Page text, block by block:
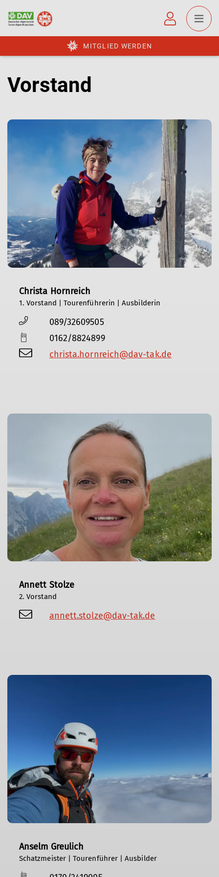
MITGLIED WERDEN
Vorstand
Christa Hornreich
1. Vorstand | Tourenführerin | Ausbilderin
089/32609505
0162/8824899
christa.hornreich@dav-tak.de
Annett Stolze
2. Vorstand
annett.stolze@dav-tak.de
Anselm Greulich
Schatzmeister | Tourenführer | Ausbilder